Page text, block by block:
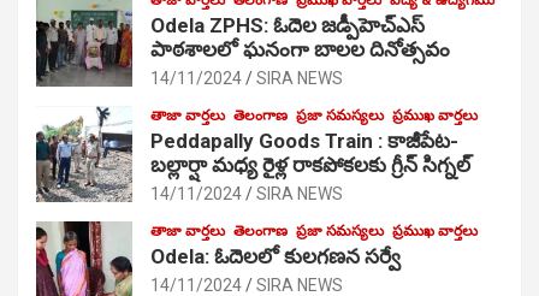
Odela ZPHS: ఓదెల జ‌డ్పీహెచ్ఎస్
పాఠ‌శాల‌లో ఘనంగా బాలల దినోత్సవం
14/11/2024 SIRA NEWS
తాజా వార్తలు తెలంగాణ ప్రజా సమస్యలు ప్రముఖ వార్తలు
Peddapally Goods Train : కాజీపేట-
బల్లార్షా మధ్య రైళ్ల రాకపోకలకు గ్రీన్ సిగ్నల్
14/11/2024 SIRA NEWS
తాజా వార్తలు తెలంగాణ ప్రజా సమస్యలు ప్రముఖ వార్తలు
Odela: ఓదెలలో కులగణన సర్వే
14/11/2024 SIRA NEWS